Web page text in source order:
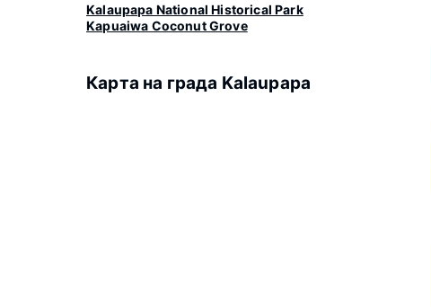
Kalaupapa National Historical Park
Kapuaiwa Coconut Grove
Карта на града Kalaupapa